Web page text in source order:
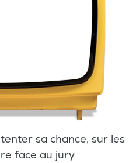
sa chance, sur les
face au jury